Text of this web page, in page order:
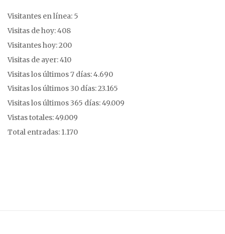
Visitantes en línea: 5
Visitas de hoy:408
Visitantes hoy:200
Visitas de ayer:410
Visitas los últimos 7 días:4.690
Visitas los últimos 30 días:23.165
Visitas los últimos 365 días:49.009
Vistas totales:49.009
Total entradas: 1.170